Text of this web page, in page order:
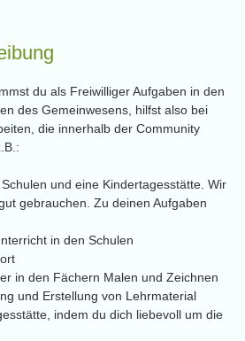
du als Freiwilliger Aufgaben in den
des Gemeinwesens, hilfst also bei
die innerhalb der Community
und eine Kindertagesstätte. Wir
gebrauchen. Zu deinen Aufgaben
in den Schulen
in den Fächern Malen und Zeichnen
und Erstellung von Lehrmaterial
indem du dich liebevoll um die